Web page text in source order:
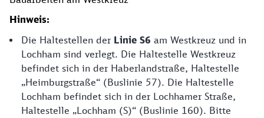
Hinweis:
Die Haltestellen der Linie S6 am Westkreuz und in
Lochham sind verlegt. Die Haltestelle Westkreuz
befindet sich in der Haberlandstraße, Haltestelle
„Heimburgstraße“ (Buslinie 57). Die Haltestelle
Lochham befindet sich in der Lochhamer Straße,
Haltestelle „Lochham (S)“ (Buslinie 160). Bitte